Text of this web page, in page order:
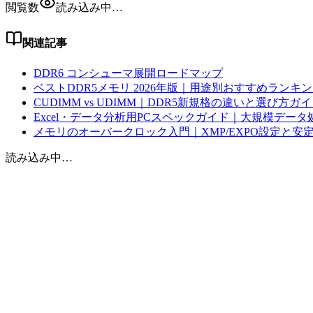
閲覧数
読み込み中…
関連記事
DDR6 コンシューマ展開ロードマップ
ベストDDR5メモリ 2026年版｜用途別おすすめランキ
CUDIMM vs UDIMM｜DDR5新規格の違いと選び方ガイ
Excel・データ分析用PCスペックガイド｜大規模データ
メモリのオーバークロック入門｜XMP/EXPO設定と安
読み込み中…